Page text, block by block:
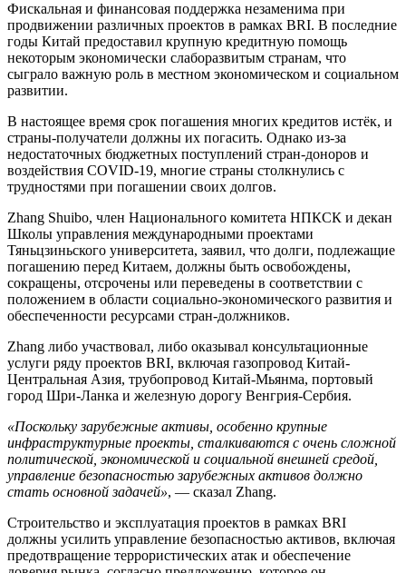
Фискальная и финансовая поддержка незаменима при
продвижении различных проектов в рамках BRI. В последние
годы Китай предоставил крупную кредитную помощь
некоторым экономически слаборазвитым странам, что
сыграло важную роль в местном экономическом и социальном
развитии.
В настоящее время срок погашения многих кредитов истёк, и
страны-получатели должны их погасить. Однако из-за
недостаточных бюджетных поступлений стран-доноров и
воздействия COVID-19, многие страны столкнулись с
трудностями при погашении своих долгов.
Zhang Shuibo, член Национального комитета НПКСК и декан
Школы управления международными проектами
Тяньцзиньского университета, заявил, что долги, подлежащие
погашению перед Китаем, должны быть освобождены,
сокращены, отсрочены или переведены в соответствии с
положением в области социально-экономического развития и
обеспеченности ресурсами стран-должников.
Zhang либо участвовал, либо оказывал консультационные
услуги ряду проектов BRI, включая газопровод Китай-
Центральная Азия, трубопровод Китай-Мьянма, портовый
город Шри-Ланка и железную дорогу Венгрия-Сербия.
«Поскольку зарубежные активы, особенно крупные
инфраструктурные проекты, сталкиваются с очень сложной
политической, экономической и социальной внешней средой,
управление безопасностью зарубежных активов должно
стать основной задачей», — сказал Zhang.
Строительство и эксплуатация проектов в рамках BRI
должны усилить управление безопасностью активов, включая
предотвращение террористических атак и обеспечение